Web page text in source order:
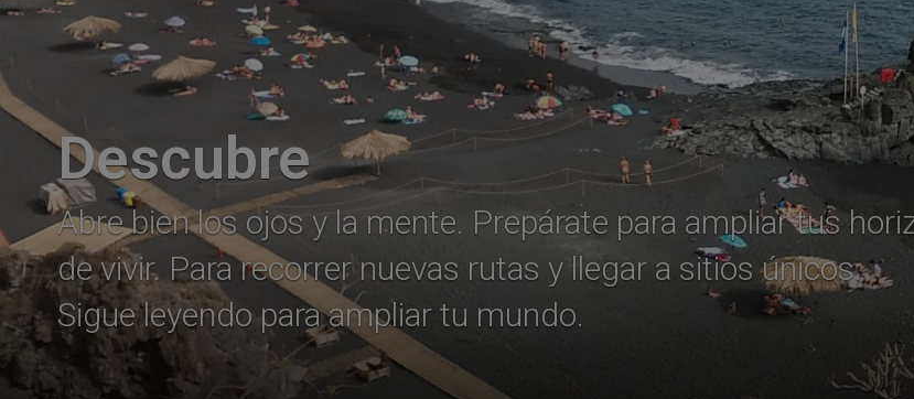
Descubre
Abre bien los ojos y la mente. Prepárate para ampliar tus
de vivir. Para recorrer nuevas rutas y llegar a sitios únicos.
Sigue leyendo para ampliar tu mundo.